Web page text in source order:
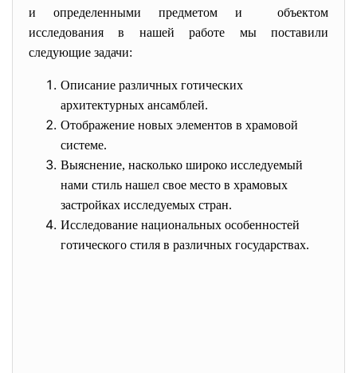
и определенными предметом и объектом
исследования в нашей работе мы поставили
следующие задачи:
Описание различных готических
архитектурных ансамблей.
Отображение новых элементов в храмовой
системе.
Выяснение, насколько широко исследуемый
нами стиль нашел свое место в храмовых
застройках исследуемых стран.
Исследование национальных особенностей
готического стиля в различных государствах.